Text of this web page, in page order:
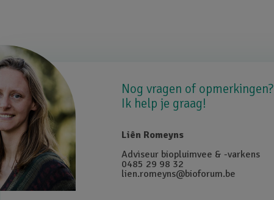
Afbeelding
Nog vragen of opmerkingen?
Ik help je graag!
Liên Romeyns
Adviseur biopluimvee & -varkens
0485 29 98 32
lien.romeyns@bioforum.be